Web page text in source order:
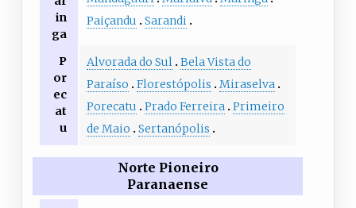
in
ga
Paiçandu
Sarandi
P
or
ec
at
u
Alvorada do Sul Bela Vista do
Paraíso
Florestópolis
Miraselva
Porecatu
Prado Ferreira Primeiro
de Maio
Sertanópolis
Norte Pioneiro
Paranaense